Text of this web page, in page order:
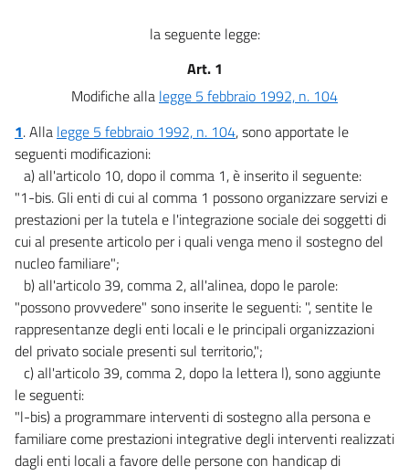
la seguente legge:
Art. 1
Modifiche alla legge 5 febbraio 1992, n. 104
1. Alla legge 5 febbraio 1992, n. 104, sono apportate le
seguenti modificazioni:
a) all'articolo 10, dopo il comma 1, è inserito il seguente:
"1-bis. Gli enti di cui al comma 1 possono organizzare servizi e
prestazioni per la tutela e l'integrazione sociale dei soggetti di
cui al presente articolo per i quali venga meno il sostegno del
nucleo familiare";
b) all'articolo 39, comma 2, all'alinea, dopo le parole:
"possono provvedere" sono inserite le seguenti: ", sentite le
rappresentanze degli enti locali e le principali organizzazioni
del privato sociale presenti sul territorio,";
c) all'articolo 39, comma 2, dopo la lettera l), sono aggiunte
le seguenti:
"l-bis) a programmare interventi di sostegno alla persona e
familiare come prestazioni integrative degli interventi realizzati
dagli enti locali a favore delle persone con handicap di